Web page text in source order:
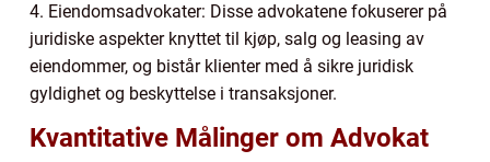
4. Eiendomsadvokater: Disse advokatene fokuserer på
juridiske aspekter knyttet til kjøp, salg og leasing av
eiendommer, og bistår klienter med å sikre juridisk
gyldighet og beskyttelse i transaksjoner.
Kvantitative Målinger om Advokat